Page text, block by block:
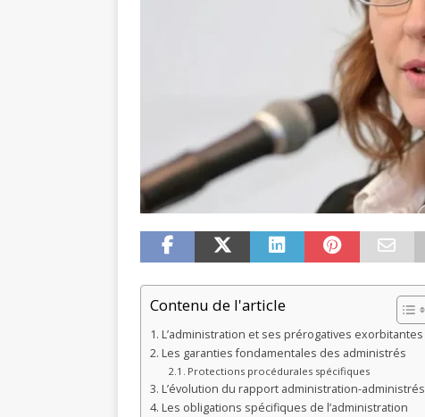
Contenu de l'article
L’administration et ses prérogatives exorbitantes
Les garanties fondamentales des administrés
Protections procédurales spécifiques
L’évolution du rapport administration-administrés
Les obligations spécifiques de l’administration